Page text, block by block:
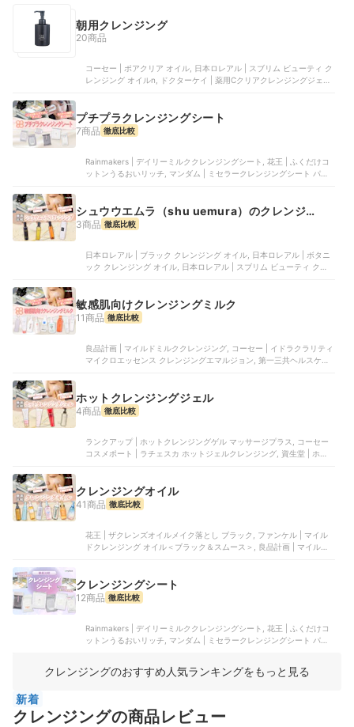
朝用クレンジング
20商品
コーセー | ポアクリア オイル, 日本ロレアル | スブリム ビューティ ク
レンジング オイルn, ドクターケイ | 薬用Cクリアクレンジングジェル,
プチプラクレンジングシート
7商品 徹底比較
Rainmakers | デイリーミルククレンジングシート, 花王 | ふくだけコ
ットンうるおいリッチ, マンダム | ミセラークレンジングシート パー
シュウウエムラ（shu uemura）のクレンジン
グ
3商品 徹底比較
日本ロレアル | ブラック クレンジング オイル, 日本ロレアル | ボタニ
ック クレンジング オイル, 日本ロレアル | スブリム ビューティ クレ
敏感肌向けクレンジングミルク
11商品 徹底比較
良品計画 | マイルドミルククレンジング, コーセー | イドラクラリティ
マイクロエッセンス クレンジングエマルジョン, 第一三共ヘルスケア |
ホットクレンジングジェル
4商品 徹底比較
ランクアップ | ホットクレンジングゲル マッサージプラス, コーセー
コスメポート | ラチェスカ ホットジェルクレンジング, 資生堂 | ホッ
クレンジングオイル
41商品 徹底比較
花王 | ザクレンズオイルメイク落とし ブラック, ファンケル | マイル
ドクレンジング オイル＜ブラック＆スムース＞, 良品計画 | マイルド
クレンジングシート
12商品 徹底比較
Rainmakers | デイリーミルククレンジングシート, 花王 | ふくだけコ
ットンうるおいリッチ, マンダム | ミセラークレンジングシート パー
クレンジングのおすすめ人気ランキングをもっと見る
新着
クレンジングの商品レビュー